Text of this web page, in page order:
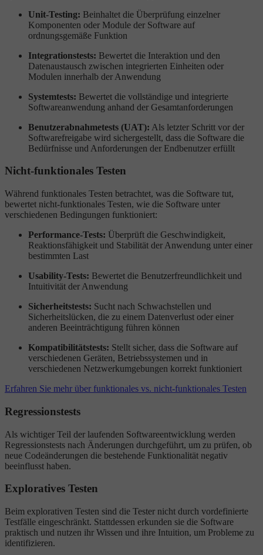
Unit-Testing: Beinhaltet die Überprüfung einzelner
Komponenten oder Module der Software auf
ordnungsgemäße Funktion
Integrationstests: Bewertet die Interaktion und den
Datenaustausch zwischen integrierten Einheiten oder
Modulen innerhalb der Anwendung
Systemtests: Bewertet die vollständige und integrierte
Softwareanwendung anhand der Gesamtanforderungen
Benutzerabnahmetests (UAT): Als letzter Schritt vor der
Softwarefreigabe wird sichergestellt, dass die Software die
Bedürfnisse und Anforderungen der Endbenutzer erfüllt
Nicht-funktionales Testen
Während funktionales Testen betrachtet, was die Software tut,
bewertet nicht-funktionales Testen, wie die Software unter
verschiedenen Bedingungen funktioniert:
Performance-Tests: Überprüft die Geschwindigkeit,
Reaktionsfähigkeit und Stabilität der Anwendung unter einer
bestimmten Last
Usability-Tests: Bewertet die Benutzerfreundlichkeit und
Intuitivität der Anwendung
Sicherheitstests: Sucht nach Schwachstellen und
Sicherheitslücken, die zu einem Datenverlust oder einer
anderen Beeinträchtigung führen können
Kompatibilitätstests: Stellt sicher, dass die Software auf
verschiedenen Geräten, Betriebssystemen und in
verschiedenen Netzwerkumgebungen korrekt funktioniert
Erfahren Sie mehr über funktionales vs. nicht-funktionales Testen
Regressionstests
Als wichtiger Teil der laufenden Softwareentwicklung werden
Regressionstests nach Änderungen durchgeführt, um zu prüfen, ob
neue Codeänderungen die bestehende Funktionalität negativ
beeinflusst haben.
Exploratives Testen
Beim explorativen Testen sind die Tester nicht durch vordefinierte
Testfälle eingeschränkt. Stattdessen erkunden sie die Software
praktisch und nutzen ihr Wissen und ihre Intuition, um Probleme zu
identifizieren.